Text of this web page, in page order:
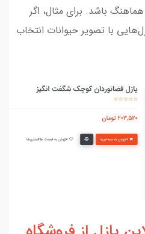
باشد. برای مثال، اگر
با تصویر حیوانات انتخاب